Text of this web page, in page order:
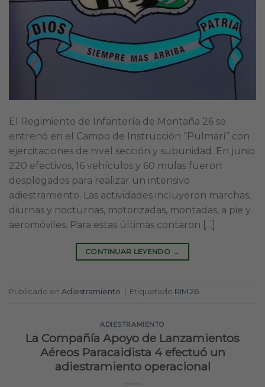
El Regimiento de Infantería de Montaña 26 se
entrenó en el Campo de Instrucción “Pulmarí” con
ejercitaciones de nivel sección y subunidad. En junio
220 efectivos, 16 vehículos y 60 mulas fueron
desplegados para realizar un intensivo
adiestramiento. Las actividades incluyeron marchas,
diurnas y nocturnas, motorizadas, montadas, a pie y
aeromóviles. Para estas últimas contaron […]
CONTINUAR LEYENDO →
Publicado en Adiestramiento Etiquetado RIM 26
ADIESTRAMIENTO
La Compañía Apoyo de Lanzamientos
Aéreos Paracaidista 4 efectuó un
adiestramiento operacional